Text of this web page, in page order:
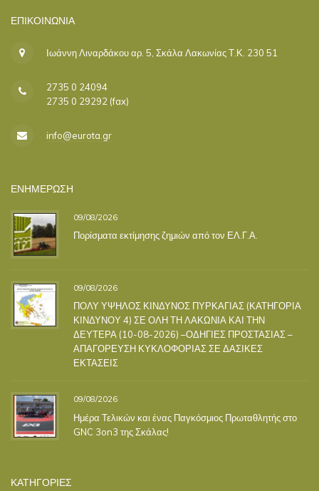
ΕΠΙΚΟΙΝΩΝΊΑ
Ιωάννη Λιναρδάκου αρ. 5, Σκάλα Λακωνίας Τ.Κ. 230 51
2735 0 24094
2735 0 29292 (fax)
info@eurota.gr
ΕΝΗΜΕΡΩΣΗ
09/08/2026
Πορίσματα εκτίμησης ζημιών από τον ΕΛ.Γ.Α.
09/08/2026
ΠΟΛΥ ΥΨΗΛΟΣ ΚΙΝΔΥΝΟΣ ΠΥΡΚΑΓΙΑΣ (ΚΑΤΗΓΟΡΙΑ
ΚΙΝΔΥΝΟΥ 4) ΣΕ ΟΛΗ ΤΗ ΛΑΚΩΝΙΑ ΚΑΙ ΤΗΝ
ΔΕΥΤΕΡΑ (10-08-2026) –ΟΔΗΓΙΕΣ ΠΡΟΣΤΑΣΙΑΣ –
ΑΠΑΓΟΡΕΥΣΗ ΚΥΚΛΟΦΟΡΙΑΣ ΣΕ ΔΑΣΙΚΕΣ
ΕΚΤΑΣΕΙΣ
09/08/2026
Ημέρα Τελικών και ένας Παγκόσμιος Πρωταθλητής στο
GNC 3on3 της Σκάλας!
ΚΑΤΗΓΟΡΙΕΣ